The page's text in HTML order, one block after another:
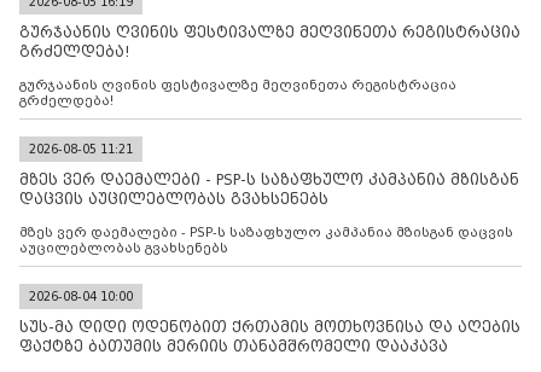
გურჯაანის ღვინის ფესტივალზე მეღვინეთა რეგისტრაცია
გრძელდება!
გურჯაანის ღვინის ფესტივალზე მეღვინეთა რეგისტრაცია
გრძელდება!
2026-08-05 11:21
მზეს ვერ დაემალები - PSP-ს საზაფხულო კამპანია მზისგან
დაცვის აუცილებლობას გვახსენებს
მზეს ვერ დაემალები - PSP-ს საზაფხულო კამპანია მზისგან დაცვის
აუცილებლობას გვახსენებს
2026-08-04 10:00
სუს-მა დიდი ოდენობით ქრთამის მოთხოვნისა და აღების
ფაქტზე ბათუმის მერიის თანამშრომელი დააკავა